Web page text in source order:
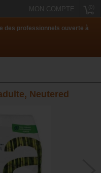
MON COMPTE
des professionnels ouverte à
Neutered